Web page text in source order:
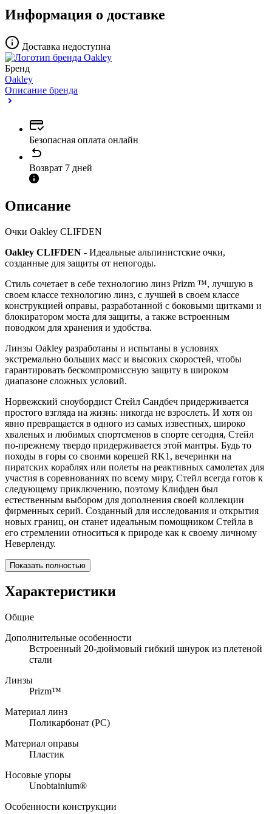
Информация о доставке
Доставка недоступна
Бренд
Oakley
Описание бренда
Безопасная оплата онлайн
Возврат 7 дней
Описание
Очки Oakley CLIFDEN
Oakley CLIFDEN - Идеальные альпинистские очки,
созданные для защиты от непогоды.
Стиль сочетает в себе технологию линз Prizm ™, лучшую в
своем классе технологию линз, с лучшей в своем классе
конструкцией оправы, разработанной с боковыми щитками и
блокиратором моста для защиты, а также встроенным
поводком для хранения и удобства.
Линзы Oakley разработаны и испытаны в условиях
экстремально больших масс и высоких скоростей, чтобы
гарантировать бескомпромиссную защиту в широком
диапазоне сложных условий.
Норвежский сноубордист Стейл Сандбеч придерживается
простого взгляда на жизнь: никогда не взрослеть. И хотя он
явно превращается в одного из самых известных, широко
хваленых и любимых спортсменов в спорте сегодня, Стейл
по-прежнему твердо придерживается этой мантры. Будь то
походы в горы со своими корешей RK1, вечеринки на
пиратских кораблях или полеты на реактивных самолетах для
участия в соревнованиях по всему миру, Стейл всегда готов к
следующему приключению, поэтому Клифден был
естественным выбором для дополнения своей коллекции
фирменных серий. Созданный для исследования и открытия
новых границ, он станет идеальным помощником Стейла в
его стремлении относиться к природе как к своему личному
Неверленду.
Показать полностью
Характеристики
Общие
Дополнительные особенности
Встроенный 20-дюймовый гибкий шнурок из плетеной
стали
Линзы
Prizm™
Материал линз
Поликарбонат (PC)
Материал оправы
Пластик
Носовые упоры
Unobtainium®
Особенности конструкции